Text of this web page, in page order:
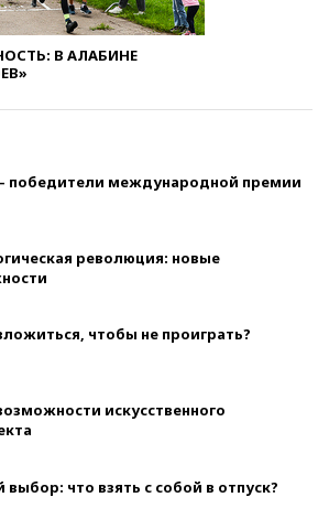
В АЛАБИНЕ
победители международной премии
революция: новые
чтобы не проиграть?
искусственного
что взять с собой в отпуск?